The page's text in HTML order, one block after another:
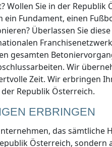
Wollen Sie in der Republik
ein Fundament, einen
Überlassen Sie
Franchisenetzwerk
gesamten
Wir
Zeit. Wir erbringen
Republik Österreich.
ERBRINGEN
das sämtliche
Österreich, sondern